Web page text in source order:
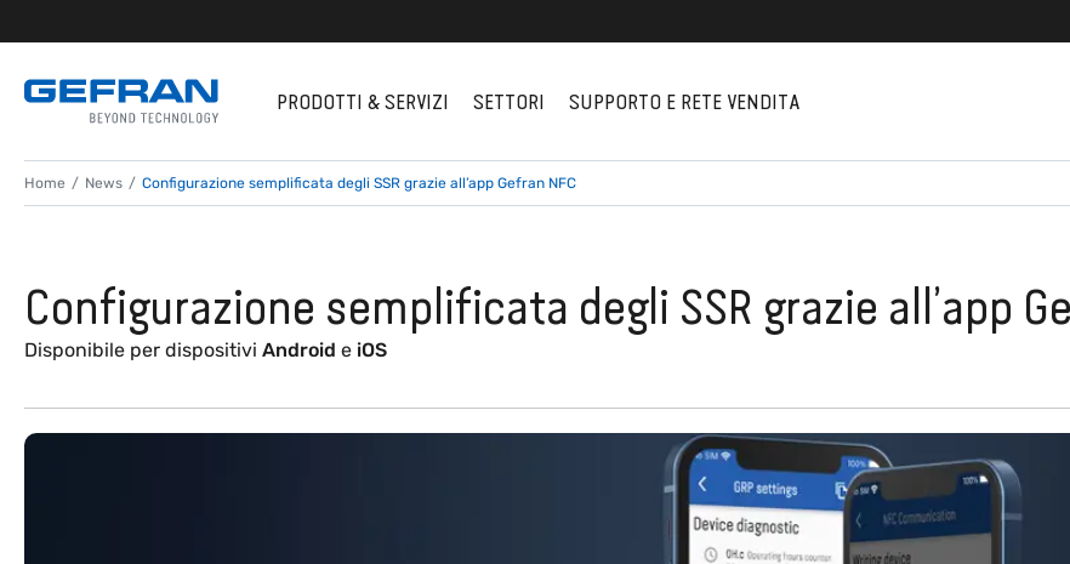
PRODOTTI & SERVIZI SETTORI SUPPORTO E RETE VENDITA
Home News Configurazione semplificata degli SSR grazie all’app Gefran NFC
Configurazione semplificata degli SSR grazie all’app
Disponibile per dispositivi Android e iOS